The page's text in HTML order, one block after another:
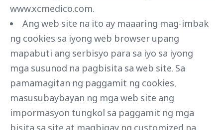
www.xcmedico.com.
Ang web site na ito ay maaaring mag-imbak
ng cookies sa iyong web browser upang
mapabuti ang serbisyo para sa iyo sa iyong
mga susunod na pagbisita sa web site. Sa
pamamagitan ng paggamit ng cookies,
masusubaybayan ng mga web site ang
impormasyon tungkol sa paggamit ng mga
bisita sa site at magbigay ng customized na